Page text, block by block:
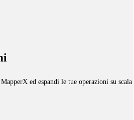
ed espandi le tue operazioni su scala